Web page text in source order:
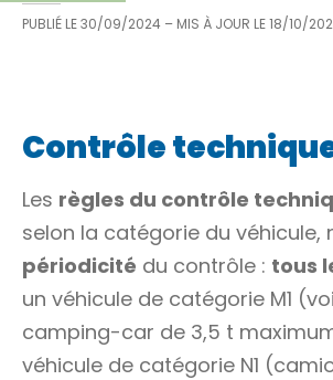
PUBLIÉ LE30/09/2024 – MIS À JOUR LE18/10/
Contrôle
Les règles du contrôle
selon la catégorie du véhicule,
périodicité du contrôle : tous
un véhicule de catégorie M1
camping-car de 3,5 t
véhicule de catégorie N1